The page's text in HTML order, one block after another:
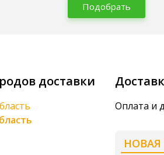
Подобрать
Оплата и
доставки